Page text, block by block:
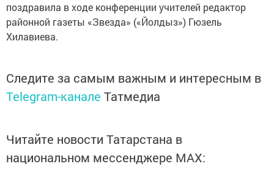
поздравила в ходе конференции учителей редактор
районной газеты «Звезда» («Йолдыз») Гюзель
Хилавиева.
Следите за самым важным и интересным в
Telegram-канале Татмедиа
Читайте новости Татарстана в
национальном мессенджере MАХ: